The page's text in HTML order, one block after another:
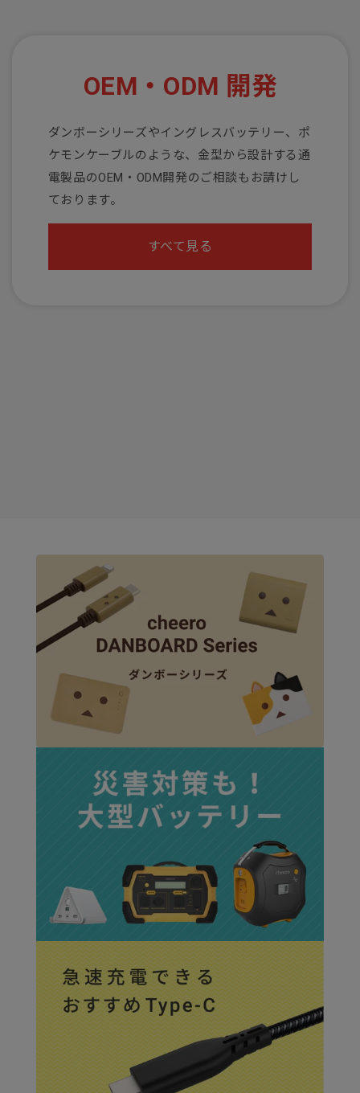
OEM・ODM 開発
ダンボーシリーズやイングレスバッテリー、ポ
ケモンケーブルのような、金型から設計する通
電製品のOEM・ODM開発のご相談もお請けし
ております。
すべて見る